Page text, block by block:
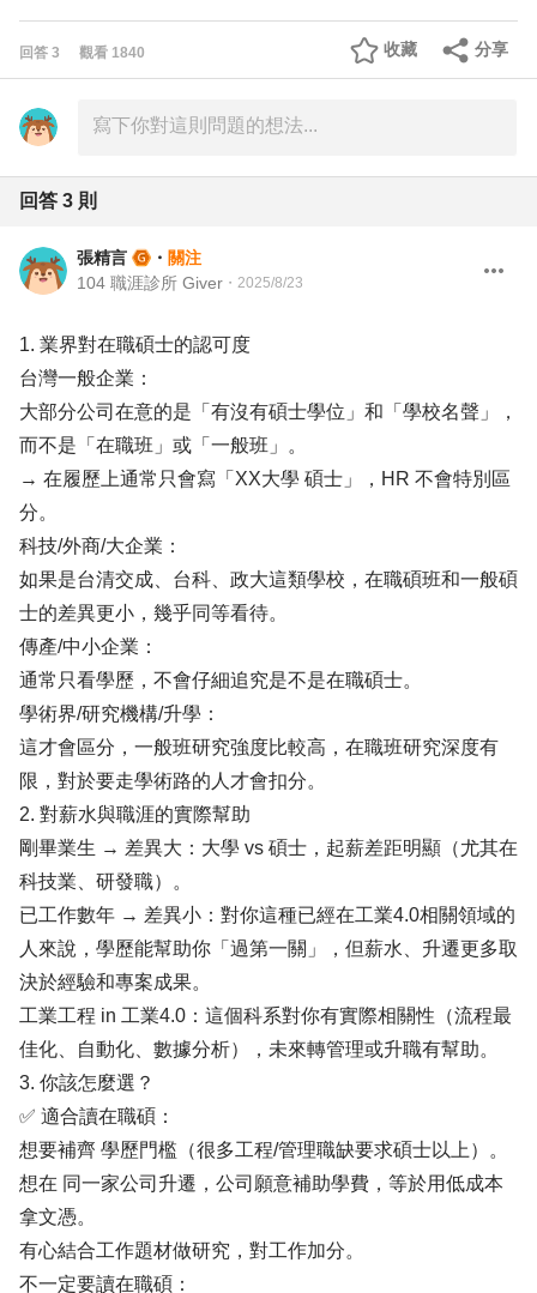
回答 3 觀看 1840 分享
收藏
回答 3 則
張精言 ・ 關注
104 職涯診所 Giver ・ 2025/8/23
1. 業界對在職碩士的認可度
台灣一般企業：
大部分公司在意的是「有沒有碩士學位」和「學校名聲」，
而不是「在職班」或「一般班」。
→ 在履歷上通常只會寫「XX大學 碩士」，HR 不會特別區
分。
科技/外商/大企業：
如果是台清交成、台科、政大這類學校，在職碩班和一般碩
士的差異更小，幾乎同等看待。
傳產/中小企業：
通常只看學歷，不會仔細追究是不是在職碩士。
學術界/研究機構/升學：
這才會區分，一般班研究強度比較高，在職班研究深度有
限，對於要走學術路的人才會扣分。
2. 對薪水與職涯的實際幫助
剛畢業生 → 差異大：大學 vs 碩士，起薪差距明顯（尤其在
科技業、研發職）。
已工作數年 → 差異小：對你這種已經在工業4.0相關領域的
人來說，學歷能幫助你「過第一關」，但薪水、升遷更多取
決於經驗和專案成果。
工業工程 in 工業4.0：這個科系對你有實際相關性（流程最
佳化、自動化、數據分析），未來轉管理或升職有幫助。
3. 你該怎麼選？
✅ 適合讀在職碩：
想要補齊 學歷門檻（很多工程/管理職缺要求碩士以上）。
想在 同一家公司升遷，公司願意補助學費，等於用低成本
拿文憑。
有心結合工作題材做研究，對工作加分。
不一定要讀在職碩：